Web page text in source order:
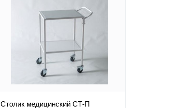
Столик медицинский СТ-П